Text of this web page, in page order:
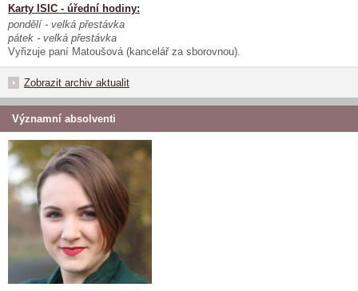
Karty ISIC - úřední hodiny:
pondělí - velká přestávka
pátek - velká přestávka
Vyřizuje paní Matoušová (kancelář za sborovnou).
Zobrazit archiv aktualit
Významní absolventi